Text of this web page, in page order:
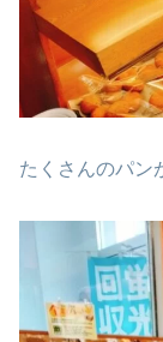
たくさんのパン